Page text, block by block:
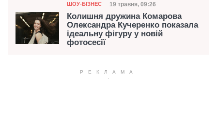
Категорія
ШОУ-БІЗНЕС Дата публікації
19 травня, 09:26
Колишня дружина Комарова
Олександра Кучеренко показала
ідеальну фігуру у новій
фотосесії